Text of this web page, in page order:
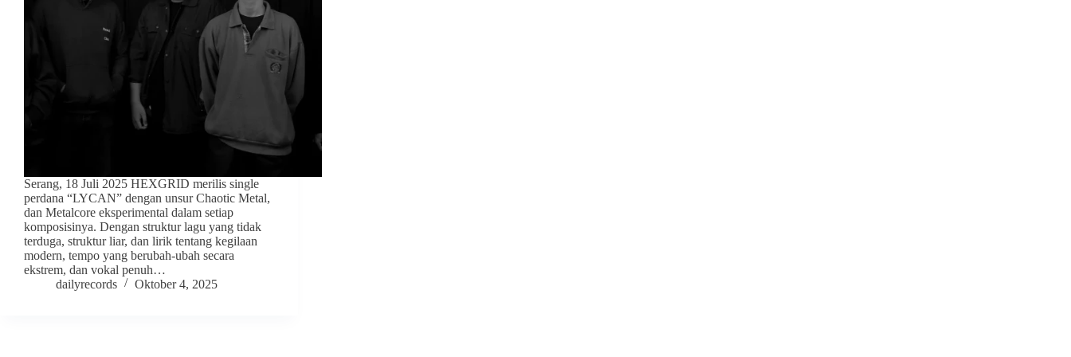
Serang, 18 Juli 2025 HEXGRID merilis single
perdana “LYCAN” dengan unsur Chaotic Metal,
dan Metalcore eksperimental dalam setiap
komposisinya. Dengan struktur lagu yang tidak
terduga, struktur liar, dan lirik tentang kegilaan
modern, tempo yang berubah-ubah secara
ekstrem, dan vokal penuh…
dailyrecords
Oktober 4, 2025